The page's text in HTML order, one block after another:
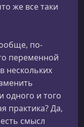
же все таки
по-
переменной
нескольких
одного и того
практика? Да,
смысл